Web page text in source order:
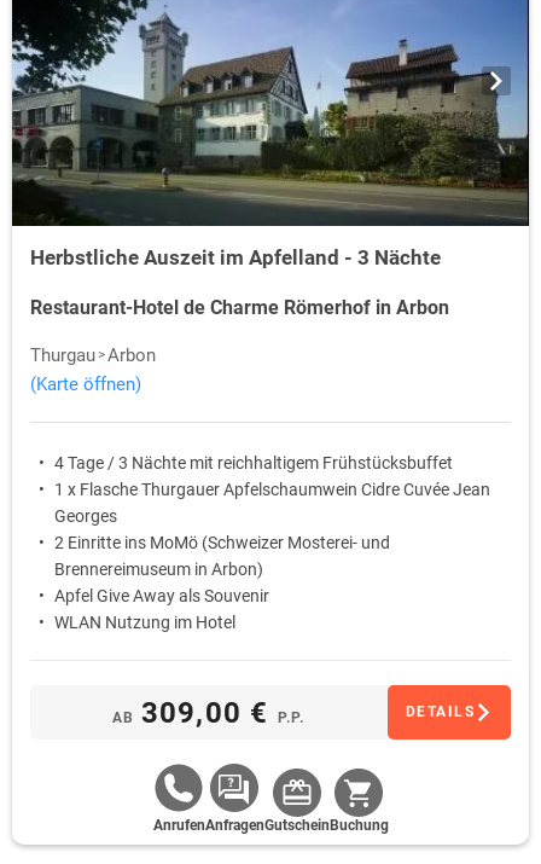
Herbstliche Auszeit im Apfelland - 3 Nächte
Restaurant-Hotel de Charme Römerhof in Arbon
Thurgau Arbon
(Karte öffnen)
4 Tage / 3 Nächte mit reichhaltigem Frühstücksbuffet
1 x Flasche Thurgauer Apfelschaumwein Cidre Cuvée Jean
Georges
2 Einritte ins MoMö (Schweizer Mosterei- und
Brennereimuseum in Arbon)
Apfel Give Away als Souvenir
WLAN Nutzung im Hotel
AB 309,00 € P.P. DETAILS
AnrufenAnfragenGutschein Buchung